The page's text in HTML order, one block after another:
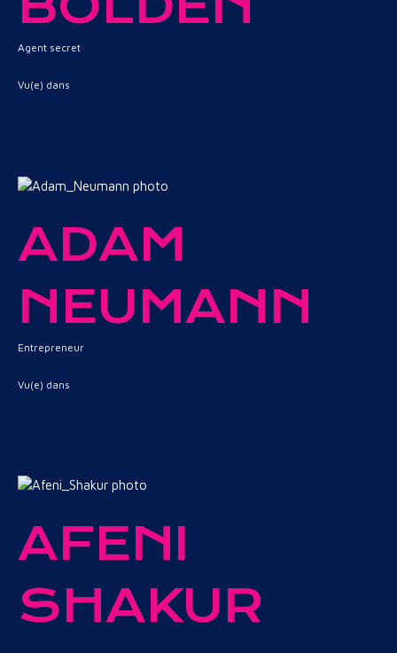
Agent secret
Vu(e) dans
ADAM
NEUMANN
Entrepreneur
Vu(e) dans
AFENI
SHAKUR